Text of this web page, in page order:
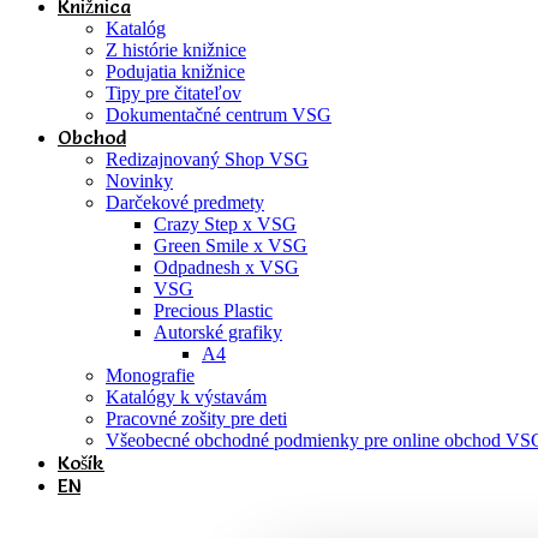
Knižnica
Katalóg
Z histórie knižnice
Podujatia knižnice
Tipy pre čitateľov
Dokumentačné centrum VSG
Obchod
Redizajnovaný Shop VSG
Novinky
Darčekové predmety
Crazy Step x VSG
Green Smile x VSG
Odpadnesh x VSG
VSG
Precious Plastic
Autorské grafiky
A4
Monografie
Katalógy k výstavám
Pracovné zošity pre deti
Všeobecné obchodné podmienky pre online obchod
Košík
EN